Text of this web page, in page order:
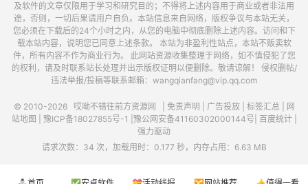
及软件的文章仅限用于学习和研究目的；不得将上述内容用于商业或者非法用
途，否则，一切后果请用户自负。本站信息来自网络，版权争议与本站无关，
您必须在下载后的24个小时之内，从您的电脑中彻底删除上述内容。访问和下
载本站内容，说明您已同意上述条款。 本站为非盈利性站点，本站不贩卖软
件，所有内容不作为商业行为。 此网站资源收集整理于网络，如不慎侵犯了您
的权利，请及时联系站长处理并出示版权证明以便删除。敬请谅解！ 侵权删帖/
违法举报/投稿等联系邮箱：wangqianfang@vip.qq.com
© 2010-2026 哎呦不错往前方资源网 免责声明 广告投放| 标签汇总|
网
站地图
豫ICP备18027855号-1 豫公网安备41160302000144号 百度统计|
强力驱动
请求次数：34 次，加载用时：0.177 秒，内存占用：6.63 MB